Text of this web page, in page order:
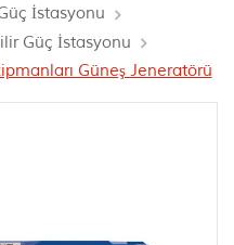
İstasyonu
Güç İstasyonu
Güneş Jeneratörü